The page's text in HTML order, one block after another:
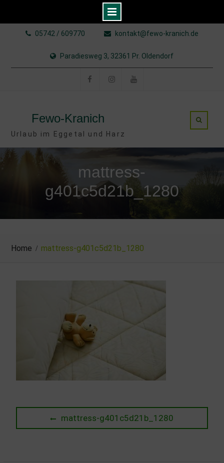
05742 / 609770 kontakt@fewo-kranich.de
Paradiesweg 3, 32361 Pr. Oldendorf
Fewo-Kranich
Urlaub im Eggetal und Harz
mattress-
g401c5d21b_1280
Home mattress-g401c5d21b_1280
Beitragsnavigation
Previous
post:
mattress-g401c5d21b_1280